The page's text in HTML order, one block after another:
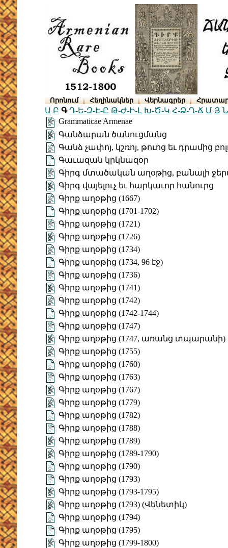
Որոնում Հեղինակներ Վերնագրեր
Ա Բ Գ Դ-Ե-Զ-Է-Ը Թ-Ժ-Ի-Լ Խ-Ծ-Կ Հ-Ձ-Ղ-Ճ Մ Յ
Grammaticae Armenae
Գանձարան ծանուցմանց
Գանձ չափոյ, կշռոյ, թուոց եւ դրամից
Գաւազան կրկնազօր
Գիրգ մտածական աղօթից, բանալի
Գիրգ վայելուչ եւ հարկաւոր հանուրց
Գիրք աղօթից (1667)
Գիրք աղօթից (1701-1702)
Գիրք աղօթից (1721)
Գիրք աղօթից (1726)
Գիրք աղօթից (1734)
Գիրք աղօթից (1734, 96 էջ)
Գիրք աղօթից (1736)
Գիրք աղօթից (1741)
Գիրք աղօթից (1742)
Գիրք աղօթից (1742-1744)
Գիրք աղօթից (1747)
Գիրք աղօթից (1747, առանց տպարանի)
Գիրք աղօթից (1755)
Գիրք աղօթից (1760)
Գիրք աղօթից (1763)
Գիրք աղօթից (1767)
Գիրք աղօթից (1779)
Գիրք աղօթից (1782)
Գիրք աղօթից (1788)
Գիրք աղօթից (1789)
Գիրք աղօթից (1789-1790)
Գիրք աղօթից (1790)
Գիրք աղօթից (1793)
Գիրք աղօթից (1793-1795)
Գիրք աղօթից (1793) (Վենետիկ)
Գիրք աղօթից (1794)
Գիրք աղօթից (1795)
Գիրք աղօթից (1799-1800)